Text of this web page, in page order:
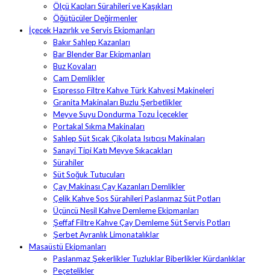
Ölçü Kapları Sürahileri ve Kaşıkları
Öğütücüler Değirmenler
İçecek Hazırlık ve Servis Ekipmanları
Bakır Sahlep Kazanları
Bar Blender Bar Ekipmanları
Buz Kovaları
Cam Demlikler
Espresso Filtre Kahve Türk Kahvesi Makineleri
Granita Makinaları Buzlu Şerbetlikler
Meyve Suyu Dondurma Tozu İçecekler
Portakal Sıkma Makinaları
Sahlep Süt Sıcak Çikolata Isıtıcısı Makinaları
Sanayi Tipi Katı Meyve Sıkacakları
Sürahiler
Süt Soğuk Tutucuları
Çay Makinası Çay Kazanları Demlikler
Çelik Kahve Sos Sürahileri Paslanmaz Süt Potları
Üçüncü Nesil Kahve Demleme Ekipmanları
Şeffaf Filtre Kahve Çay Demleme Süt Servis Potları
Şerbet Ayranlık Limonatalıklar
Masaüstü Ekipmanları
Paslanmaz Şekerlikler Tuzluklar Biberlikler Kürdanlıklar
Peçetelikler